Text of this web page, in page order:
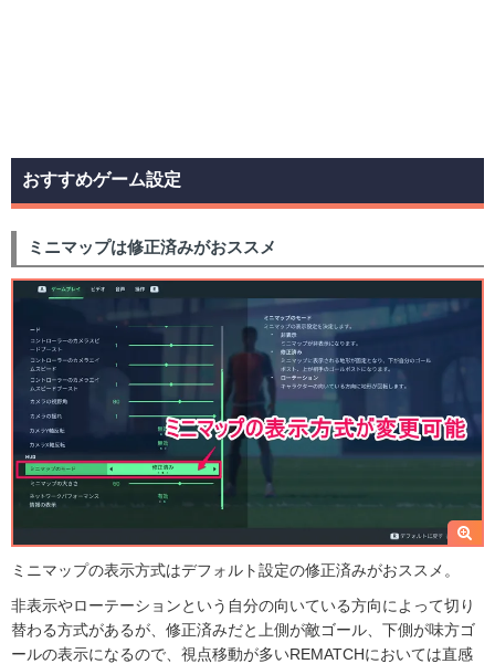
おすすめゲーム設定
ミニマップは修正済みがおススメ
ミニマップの表示方式はデフォルト設定の修正済みがおススメ。
非表示やローテーションという自分の向いている方向によって切り
替わる方式があるが、修正済みだと上側が敵ゴール、下側が味方ゴ
ールの表示になるので、視点移動が多いREMATCHにおいては直感